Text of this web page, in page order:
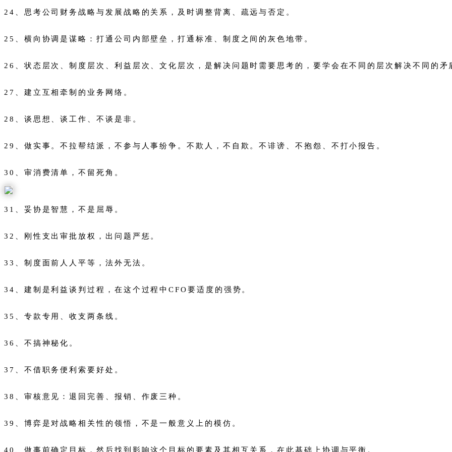
24、思考公司财务战略与发展战略的关系，及时调整背离、疏远与否定。
25、横向协调是谋略：打通公司内部壁垒，打通标准、制度之间的灰色地带。
26、状态层次、制度层次、利益层次、文化层次，是解决问题时需要思考的，要学会在不同的层次解决不同的矛
27、建立互相牵制的业务网络。
28、谈思想、谈工作、不谈是非。
29、做实事。不拉帮结派，不参与人事纷争。不欺人，不自欺。不诽谤、不抱怨、不打小报告。
30、审消费清单，不留死角。
31、妥协是智慧，不是屈辱。
32、刚性支出审批放权，出问题严惩。
33、制度面前人人平等，法外无法。
34、建制是利益谈判过程，在这个过程中CFO要适度的强势。
35、专款专用、收支两条线。
36、不搞神秘化。
37、不借职务便利索要好处。
38、审核意见：退回完善、报销、作废三种。
39、博弈是对战略相关性的领悟，不是一般意义上的模仿。
40、做事前确定目标，然后找到影响这个目标的要素及其相互关系，在此基础上协调与平衡。